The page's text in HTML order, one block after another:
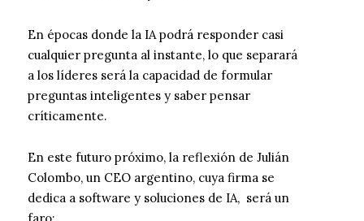
En épocas donde la IA podrá responder casi
cualquier pregunta al instante, lo que separará
a los líderes será la capacidad de formular
preguntas inteligentes y saber pensar
críticamente.
En este futuro próximo, la reflexión de Julián
Colombo, un CEO argentino, cuya firma se
dedica a software y soluciones de IA, será un